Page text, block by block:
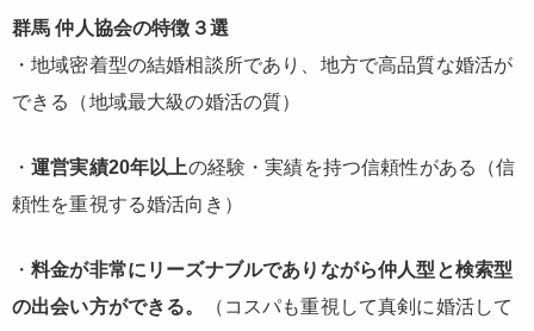
群馬 仲人協会の特徴３選
・地域密着型の結婚相談所であり、地方で高品質な婚活が
できる（地域最大級の婚活の質）
・運営実績20年以上の経験・実績を持つ信頼性がある（信
頼性を重視する婚活向き）
・料金が非常にリーズナブルでありながら仲人型と検索型
の出会い方ができる。
（コスパも重視して真剣に婚活して